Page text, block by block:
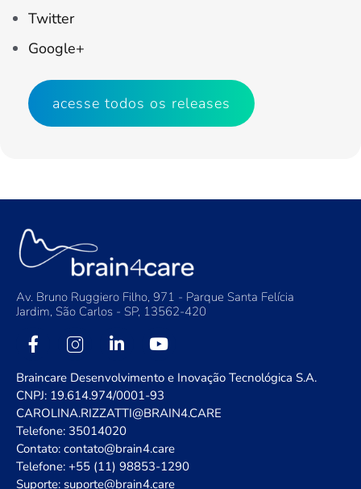
Twitter
Google+
acesse todos os releases
Av. Bruno Ruggiero Filho, 971 - Parque Santa Felícia
Jardim, São Carlos - SP, 13562-420
Braincare Desenvolvimento e Inovação Tecnológica S.A.
CNPJ: 19.614.974/0001-93
CAROLINA.RIZZATTI@BRAIN4.CARE
Telefone: 35014020
Contato: contato@brain4.care
Telefone: +55 (11) 98853-1290
Suporte: suporte@brain4.care